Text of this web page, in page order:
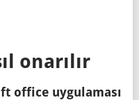
onarılır
office uygulaması